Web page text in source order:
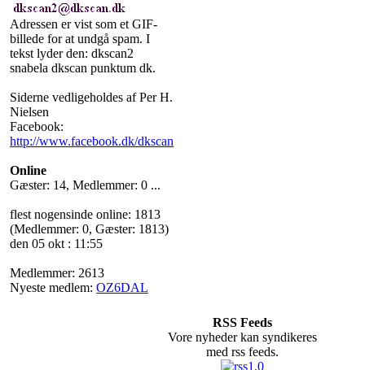
Adressen er vist som et GIF-
billede for at undgå spam. I
tekst lyder den: dkscan2
snabela dkscan punktum dk.
Siderne vedligeholdes af Per H.
Nielsen
Facebook:
http://www.facebook.dk/dkscan
Online
Gæster: 14, Medlemmer: 0 ...
flest nogensinde online: 1813
(Medlemmer: 0, Gæster: 1813)
den 05 okt : 11:55
Medlemmer: 2613
Nyeste medlem: OZ6DAL
RSS Feeds
Vore nyheder kan syndikeres
med rss feeds.